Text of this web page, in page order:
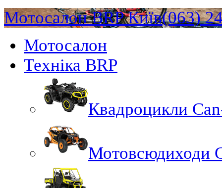
Мотосалон BRP Київ(063)
Мотосалон
Техніка BRP
Квадроцикли
Мотовсюдиходи